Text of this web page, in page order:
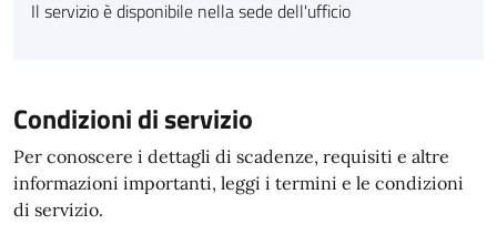
Il servizio è disponibile nella sede dell'ufficio
Condizioni di servizio
Per conoscere i dettagli di scadenze, requisiti e altre
informazioni importanti, leggi i termini e le condizioni
di servizio.